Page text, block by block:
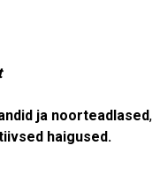
ja noorteadlased,
haigused.